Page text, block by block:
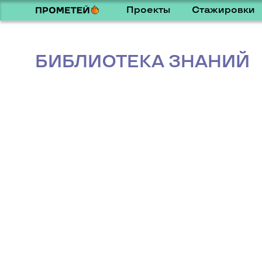
Проекты Стажировки
БИБЛИОТЕКА ЗНАНИЙ